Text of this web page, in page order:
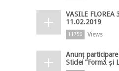
VASILE
11.02.2019
11756 Views
Anunț participare
Sticlei ”Formă și